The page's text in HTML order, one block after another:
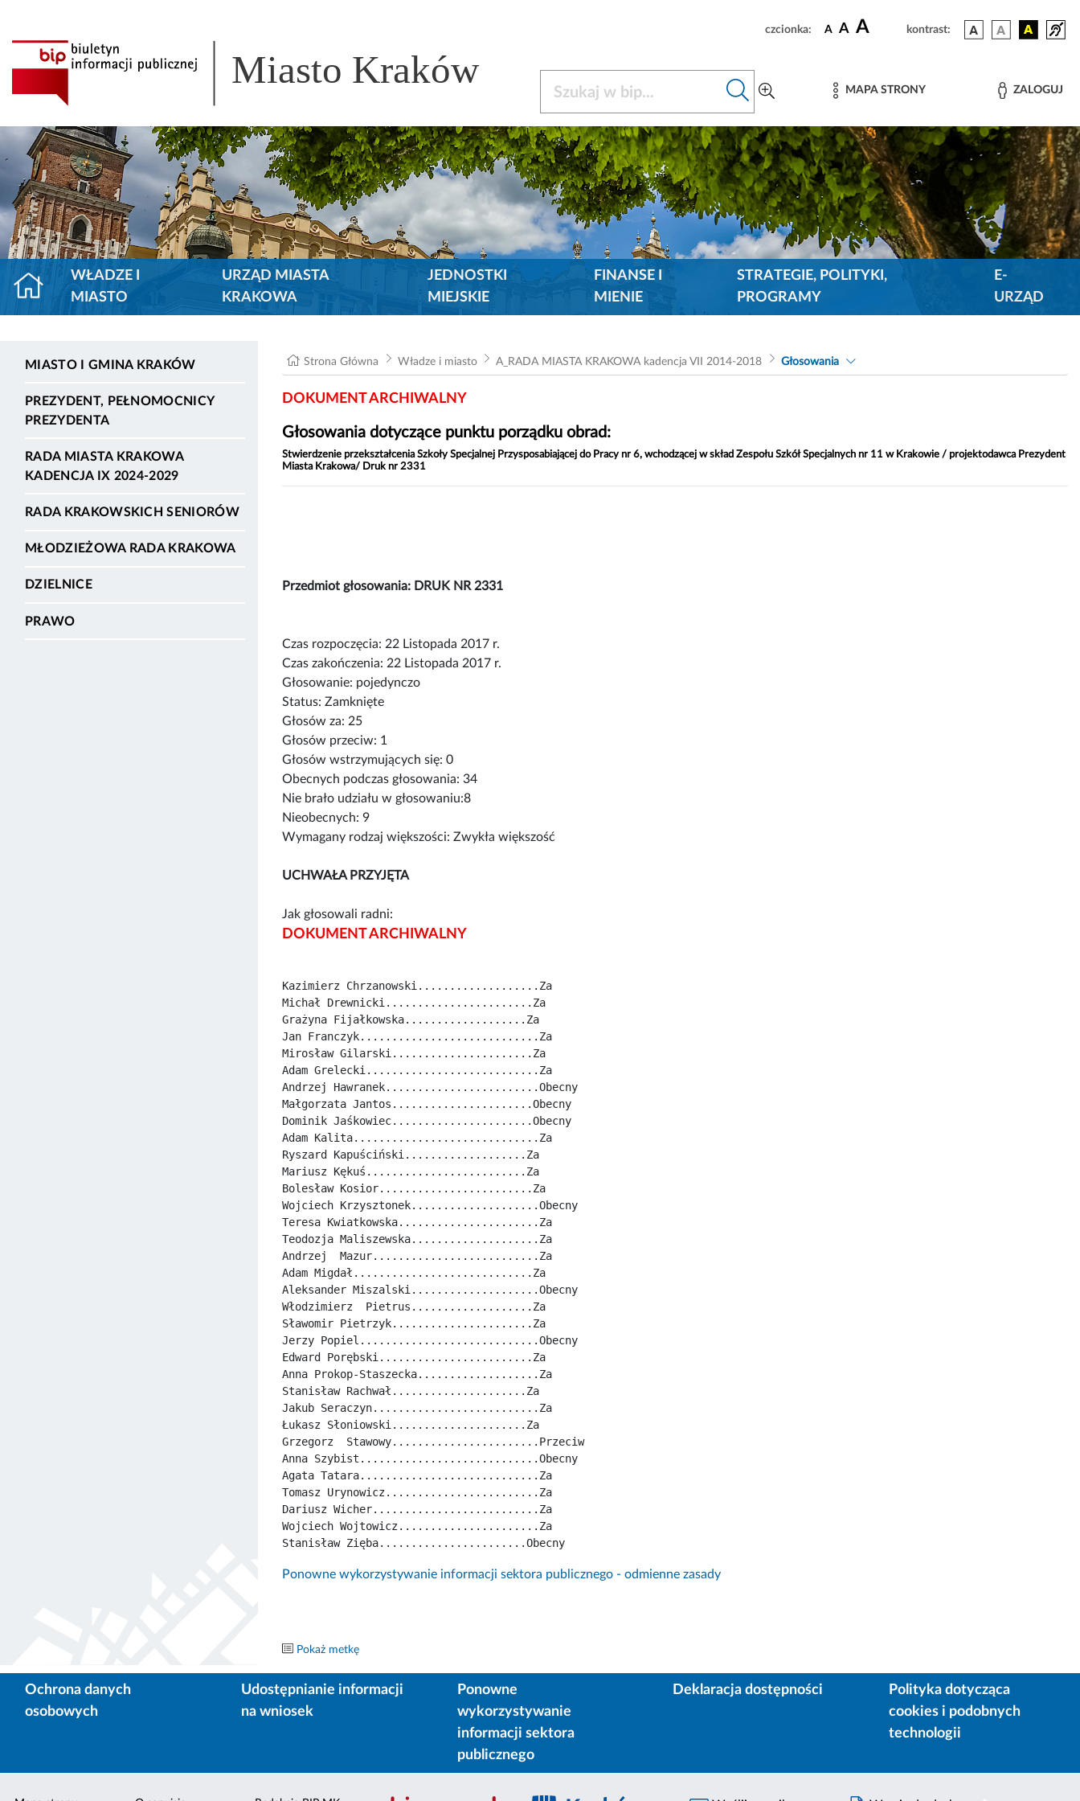
czcionka: A A A kontrast:
Miasto Kraków MAPA STRONY ZALOGUJ
WŁADZE I
MIASTO
URZĄD MIASTA
KRAKOWA
JEDNOSTKI
MIEJSKIE
FINANSE I
MIENIE
STRATEGIE, POLITYKI,
PROGRAMY
E-
URZĄD
MIASTO I GMINA KRAKÓW
PREZYDENT, PEŁNOMOCNICY
PREZYDENTA
RADA MIASTA KRAKOWA
KADENCJA IX 2024-2029
RADA KRAKOWSKICH SENIORÓW
MŁODZIEŻOWA RADA KRAKOWA
DZIELNICE
PRAWO
Strona Główna Władze i miasto A_RADA MIASTA KRAKOWA kadencja VII 2014-2018 Głosowania
DOKUMENT ARCHIWALNY
Głosowania dotyczące punktu porządku obrad:
Stwierdzenie przekształcenia Szkoły Specjalnej Przysposabiającej do Pracy nr 6, wchodzącej w skład Zespołu Szkół Specjalnych nr 11 w Krakowie / projektodawca Prezydent
Miasta Krakowa/ Druk nr 2331
Przedmiot głosowania: DRUK NR 2331
Czas rozpoczęcia: 22 Listopada 2017 r.
Czas zakończenia: 22 Listopada 2017 r.
Głosowanie: pojedynczo
Status: Zamknięte
Głosów za: 25
Głosów przeciw: 1
Głosów wstrzymujących się: 0
Obecnych podczas głosowania: 34
Nie brało udziału w głosowaniu:8
Nieobecnych: 9
Wymagany rodzaj większości: Zwykła większość
UCHWAŁA PRZYJĘTA
Jak głosowali radni:
DOKUMENT ARCHIWALNY
Kazimierz Chrzanowski...................Za
Michał Drewnicki.......................Za
Grażyna Fijałkowska...................Za
Jan Franczyk............................Za
Mirosław Gilarski......................Za
Adam Grelecki...........................Za
Andrzej Hawranek........................Obecny
Małgorzata Jantos......................Obecny
Dominik Jaśkowiec......................Obecny
Adam Kalita.............................Za
Ryszard Kapuściński...................Za
Mariusz Kękuś.........................Za
Bolesław Kosior........................Za
Wojciech Krzysztonek....................Obecny
Teresa Kwiatkowska......................Za
Teodozja Maliszewska....................Za
Andrzej  Mazur..........................Za
Adam Migdał............................Za
Aleksander Miszalski....................Obecny
Włodzimierz  Pietrus...................Za
Sławomir Pietrzyk......................Za
Jerzy Popiel............................Obecny
Edward Porębski........................Za
Anna Prokop-Staszecka...................Za
Stanisław Rachwał.....................Za
Jakub Seraczyn..........................Za
Łukasz Słoniowski.....................Za
Grzegorz  Stawowy.......................Przeciw
Anna Szybist............................Obecny
Agata Tatara............................Za
Tomasz Urynowicz........................Za
Dariusz Wicher..........................Za
Wojciech Wojtowicz......................Za
Stanisław Zięba.......................Obecny
Ponowne wykorzystywanie informacji sektora publicznego - odmienne zasady
Pokaż metkę
Ochrona danych
osobowych
Udostępnianie informacji
na wniosek
Ponowne
wykorzystywanie
informacji sektora
publicznego
Deklaracja dostępności
Polityka dotycząca
cookies i podobnych
technologii